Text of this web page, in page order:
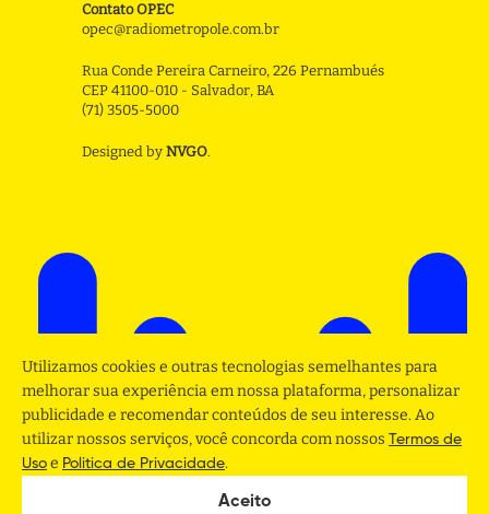
Contato OPEC
opec@radiometropole.com.br
Rua Conde Pereira Carneiro, 226 Pernambués
CEP 41100-010 - Salvador, BA
(71) 3505-5000
Designed by NVGO.
Utilizamos cookies e outras tecnologias semelhantes para
melhorar sua experiência em nossa plataforma, personalizar
publicidade e recomendar conteúdos de seu interesse. Ao
utilizar nossos serviços, você concorda com nossos Termos de
Uso e Politica de Privacidade.
Aceito